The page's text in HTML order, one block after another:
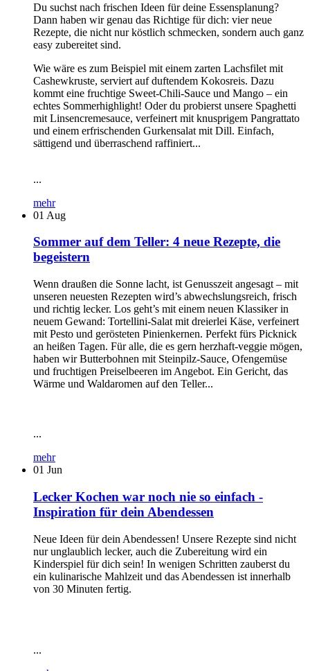
Du suchst nach frischen Ideen für deine Essensplanung?
Dann haben wir genau das Richtige für dich: vier neue
Rezepte, die nicht nur köstlich schmecken, sondern auch ganz
easy zubereitet sind.
Wie wäre es zum Beispiel mit einem zarten Lachsfilet mit
Cashewkruste, serviert auf duftendem Kokosreis. Dazu
kommt eine fruchtige Sweet-Chili-Sauce und Mango – ein
echtes Sommerhighlight! Oder du probierst unsere Spaghetti
mit Linsencremesauce, verfeinert mit knusprigem Pangrattato
und einem erfrischenden Gurkensalat mit Dill. Einfach,
sättigend und überraschend raffiniert...
...
mehr
01 Aug
Sommer auf dem Teller: 4 neue Rezepte, die
begeistern
Wenn draußen die Sonne lacht, ist Genusszeit angesagt – mit
unseren neuesten Rezepten wird’s abwechslungsreich, frisch
und richtig lecker. Los geht’s mit einem neuen Klassiker in
neuem Gewand: Tortellini-Salat mit dreierlei Käse, verfeinert
mit Pesto und gerösteten Pinienkernen. Perfekt fürs Picknick
an heißen Tagen. Für alle, die es gern herzhaft-veggie mögen,
haben wir Butterbohnen mit Steinpilz-Sauce, Ofengemüse
und fruchtigen Preiselbeeren im Angebot. Ein Gericht, das
Wärme und Waldaromen auf den Teller...
...
mehr
01 Jun
Lecker Kochen war noch nie so einfach -
Inspiration für dein Abendessen
Neue Ideen für dein Abendessen! Unsere Rezepte sind nicht
nur unglaublich lecker, auch die Zubereitung wird ein
Kinderspiel für dich sein! In wenigen Schritten zauberst du
ein kulinarische Mahlzeit und das Abendessen ist innerhalb
von 30 Minuten fertig.
...